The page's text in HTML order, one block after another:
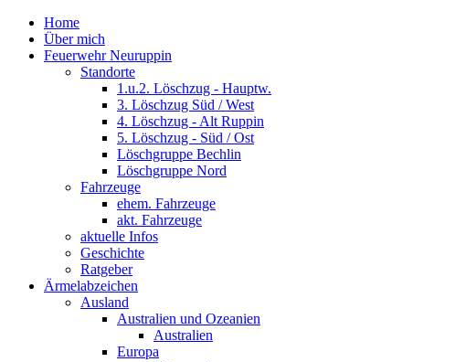
Home
Über mich
Feuerwehr Neuruppin
Standorte
1.u.2. Löschzug - Hauptw.
3. Löschzug Süd / West
4. Löschzug - Alt Ruppin
5. Löschzug - Süd / Ost
Löschgruppe Bechlin
Löschgruppe Nord
Fahrzeuge
ehem. Fahrzeuge
akt. Fahrzeuge
aktuelle Infos
Geschichte
Ratgeber
Ärmelabzeichen
Ausland
Australien und Ozeanien
Australien
Europa